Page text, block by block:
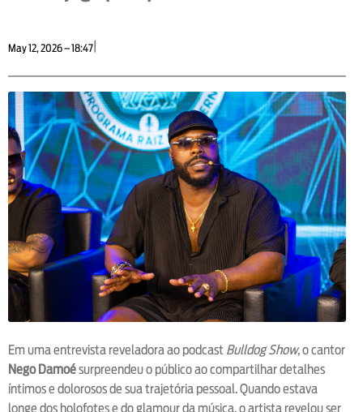
May 12, 2026 – 18:47
Em uma entrevista reveladora ao podcast Bulldog Show, o cantor
Nego Damoésurpreendeu o público ao compartilhar detalhes
íntimos e dolorosos de sua trajetória pessoal. Quando estava
longe dos holofotes e do glamour da música, o artista revelou ser